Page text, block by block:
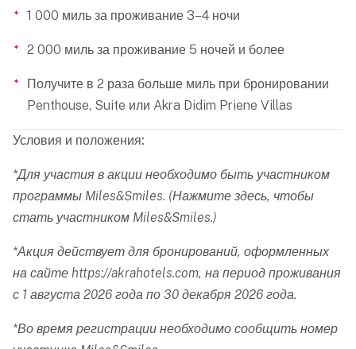
1 000 миль за проживание 3–4 ночи
2 000 миль за проживание 5 ночей и более
Получите в 2 раза больше миль при бронировании
Penthouse, Suite или Akra Didim Priene Villas
Условия и положения:
*Для участия в акции необходимо быть участником
программы Miles&Smiles. (Нажмите здесь, чтобы
стать участником Miles&Smiles.)
*Акция действует для бронирований, оформленных
на сайте https://akrahotels.com, на период проживания
с 1 августа 2026 года по 30 декабря 2026 года.
*Во время регистрации необходимо сообщить номер